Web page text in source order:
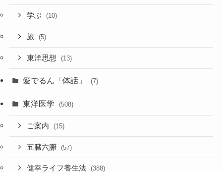
学ぶ (10)
旅 (5)
東洋思想 (13)
愛でるん「体話」 (7)
東洋医学 (508)
ご案内 (15)
五臓六腑 (57)
健幸ライフ養生法 (388)